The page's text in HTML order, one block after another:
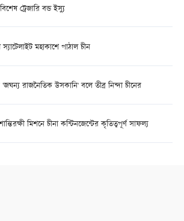
ট্রেজারি বন্ড ইস্যু
মহাকাশে পাঠাল চীন
রাজনৈতিক উসকানি' বলে তীব্র নিন্দা চীনের
মিশনে চীনা কন্টিনজেন্টের কৃতিত্বপূর্ণ সাফল্য